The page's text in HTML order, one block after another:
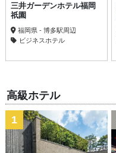
三井ガーデンホテル福岡
祇園
福岡県 - 博多駅周辺
ビジネスホテル
高級ホテル
1